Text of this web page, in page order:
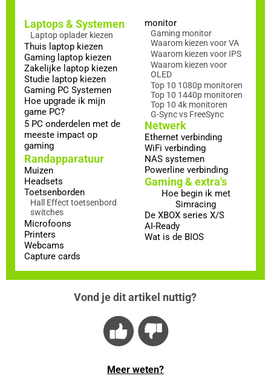
Laptops & Systemen
Laptop oplader kiezen
Thuis laptop kiezen
Gaming laptop kiezen
Zakelijke laptop kiezen
Studie laptop kiezen
Gaming PC Systemen
Hoe upgrade ik mijn
game PC?
5 PC onderdelen met de
meeste impact op
gaming
Randapparatuur
Muizen
Headsets
Toetsenborden
Hall Effect toetsenbord
switches
Microfoons
Printers
Webcams
Capture cards
monitor
Gaming monitor
Waarom kiezen voor VA
Waarom kiezen voor IPS
Waarom kiezen voor
OLED
Top 10 1080p monitoren
Top 10 1440p monitoren
Top 10 4k monitoren
G-Sync vs FreeSync
Netwerk
Ethernet verbinding
WiFi verbinding
NAS systemen
Powerline verbinding
Gaming & extra's
Hoe begin ik met
Simracing
De XBOX series X/S
AI-Ready
Wat is de BIOS
Vond je dit artikel nuttig?
Meer weten?